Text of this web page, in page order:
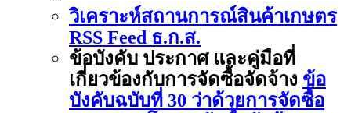
วิเคราะห์สถานการณ์สินค้าเกษตร
RSS Feed ธ.ก.ส.
ข้อบังคับ ประกาศ และคู่มือที่
เกี่ยวข้องกับการจัดซื้อจัดจ้าง ข้อ
บังคับฉบับที่ 30 ว่าด้วยการจัดซื้อ